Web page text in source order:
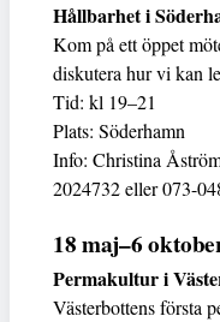
Hållbarhet i
Kom på ett öppet
diskutera hur vi kan
Tid: kl 19–21
Plats: Söderhamn
Info: Christina
2024732 eller 073-
18 maj–6
Permakultur i
Västerbottens första